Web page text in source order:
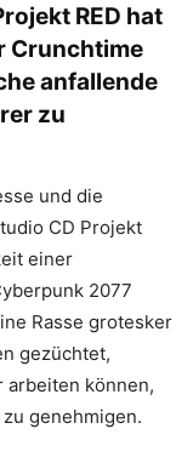
RED hat
Crunchtime
anfallende
zu
und die
CD Projekt
einer
2077
Rasse grotesker
gezüchtet,
arbeiten können,
genehmigen.